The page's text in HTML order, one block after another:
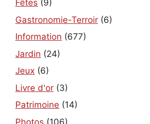
Fêtes (9)
Gastronomie-Terroir (6)
Information (677)
Jardin (24)
Jeux (6)
Livre d'or (3)
Patrimoine (14)
Photos (106)